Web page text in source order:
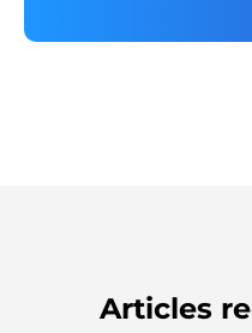
Articles